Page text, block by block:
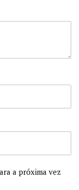
a próxima vez